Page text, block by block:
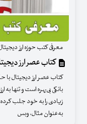
معرفی کتب حوزه ارز
کتاب عصر ارز
کتاب عصر ارز دیجیتال با
بانکی بی‌بهره است و تنها
زیادی را به خود جلب
به‌عنوان مثال، وبس